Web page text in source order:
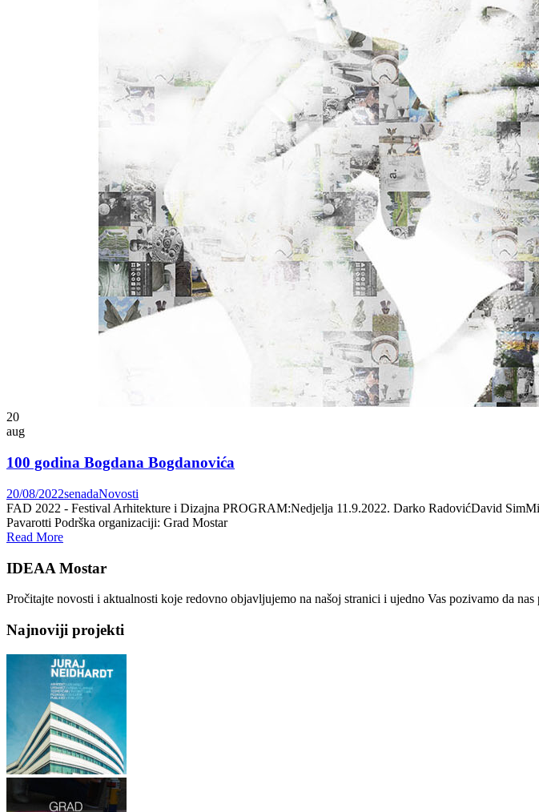
20
aug
100 godina Bogdana Bogdanovića
20/08/2022senadaNovosti
FAD 2022 - Festival Arhitekture i Dizajna PROGRAM:Nedjelja 11.9.2022. Darko RadovićDavid
Pavarotti Podrška organizaciji: Grad Mostar
Read More
IDEAA Mostar
Pročitajte novosti i aktualnosti koje redovno objavljujemo na našoj stranici i ujedno Vas pozivamo da nas
Najnoviji projekti